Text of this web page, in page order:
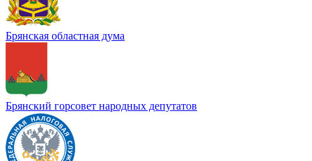
Брянская областная дума
Брянский горсовет народных депутатов